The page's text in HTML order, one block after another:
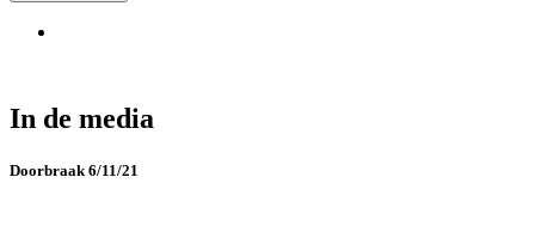
In de media
Doorbraak 6/11/21